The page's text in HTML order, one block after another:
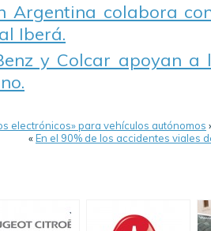
Argentina colabora
Iberá.
y Colcar apoyan
electrónicos» para vehículos autónomos
«En el 90% de los accidentes viales